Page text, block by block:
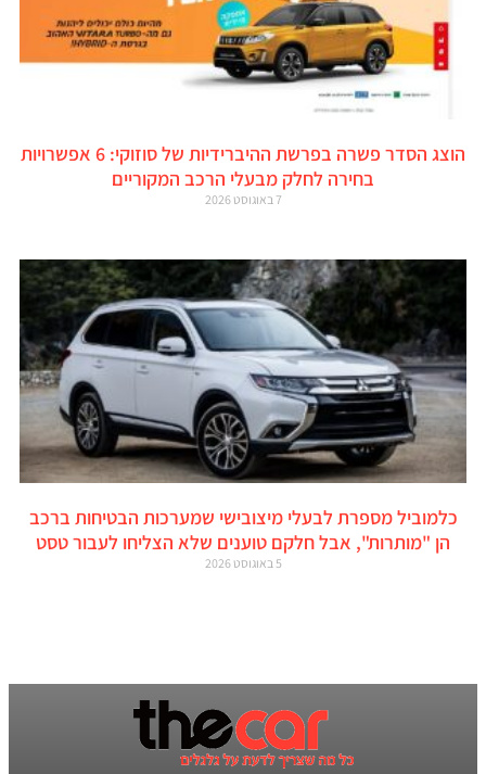
הוצג הסדר פשרה בפרשת ההיברידיות של סוזוקי: 6 אפשרויות
בחירה לחלק מבעלי הרכב המקוריים
7 באוגוסט 2026
כלמוביל מספרת לבעלי מיצובישי שמערכות הבטיחות ברכב
הן "מותרות", אבל חלקם טוענים שלא הצליחו לעבור טסט
5 באוגוסט 2026